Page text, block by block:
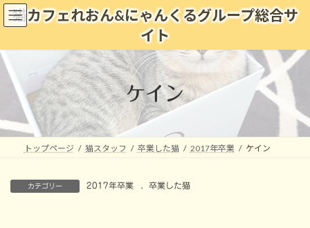
コ
ン
ン
ツ
へ
ッ
プ
ナ
ビ
ー
シ
ョ
移
動
猫カフェれおん&にゃんくるグループ総合サ
イト
ケイン
トップページ 猫スタッフ 卒業した猫 2017年卒業 ケイン
カテゴリー 2017年卒業 卒業した猫